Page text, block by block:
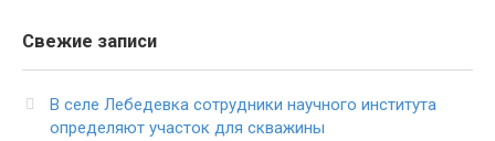
Свежие записи
В селе Лебедевка сотрудники научного института
определяют участок для скважины